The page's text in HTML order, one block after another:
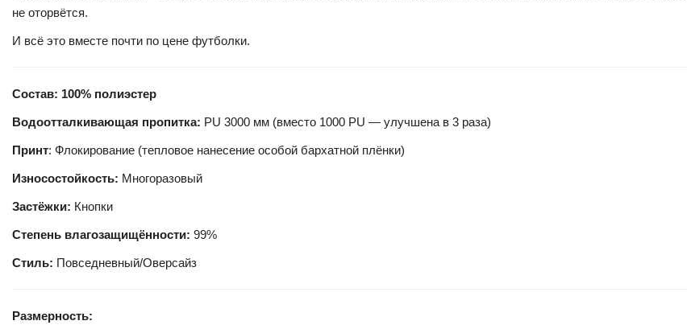
не оторвётся.
И всё это вместе почти по цене футболки.
Состав: 100% полиэстер
Водоотталкивающая пропитка: PU 3000 мм (вместо 1000 PU — улучшена в 3 раза)
Принт: Флокирование (тепловое нанесение особой бархатной плёнки)
Износостойкость: Многоразовый
Застёжки: Кнопки
Степень влагозащищённости: 99%
Стиль: Повседневный/Оверсайз
Размерность: